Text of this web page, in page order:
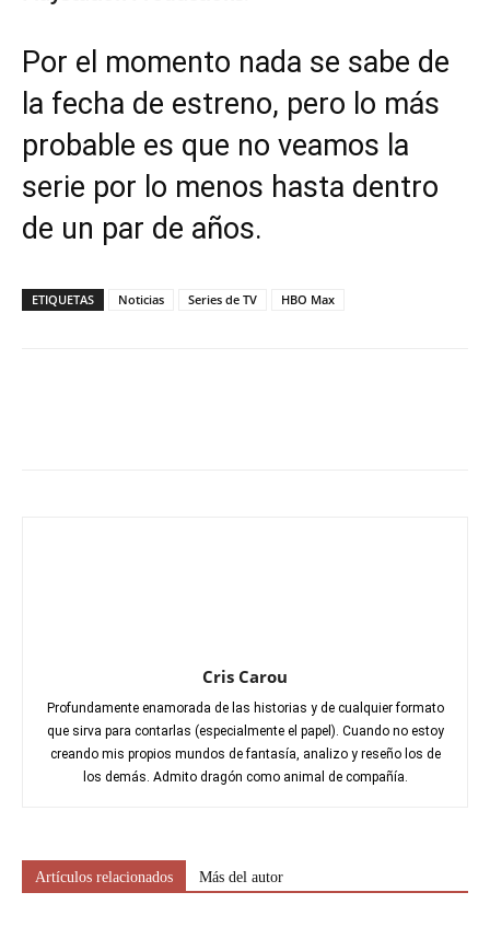
Por el momento nada se sabe de
la fecha de estreno, pero lo más
probable es que no veamos la
serie por lo menos hasta dentro
de un par de años.
ETIQUETAS Noticias Series de TV HBO Max
Cris Carou
Profundamente enamorada de las historias y de cualquier formato
que sirva para contarlas (especialmente el papel). Cuando no estoy
creando mis propios mundos de fantasía, analizo y reseño los de
los demás. Admito dragón como animal de compañía.
Artículos relacionados Más del autor